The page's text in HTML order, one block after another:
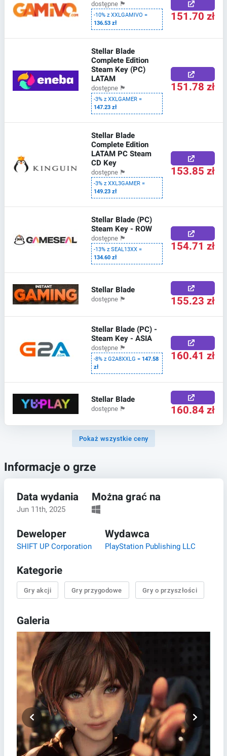
dostępne 🏴
-10% z XXLGAMIVO =
136.53 zł
151.70 zł
Stellar Blade
Complete Edition
Steam Key (PC)
LATAM
dostępne 🏴
-3% z XXLGAMER =
147.23 zł
151.78 zł
Stellar Blade
Complete Edition
LATAM PC Steam
CD Key
dostępne 🏴
-3% z XXL3GAMER =
149.23 zł
153.85 zł
Stellar Blade (PC)
Steam Key - ROW
dostępne 🏴
-13% z SEAL13XX =
134.60 zł
154.71 zł
Stellar Blade
dostępne 🏴 155.23 zł
Stellar Blade (PC) -
Steam Key - ASIA
dostępne 🏴
-8% z G2A8XXLG =147.58
zł
160.41 zł
Stellar Blade
dostępne 🏴 160.84 zł
Pokaż wszystkie ceny
Informacje o grze
Data wydania
Jun 11th, 2025
Można grać na
Deweloper
SHIFT UP Corporation
Wydawca
PlayStation Publishing LLC
Kategorie
Gry akcji Gry przygodowe Gry o przyszłości
Galeria